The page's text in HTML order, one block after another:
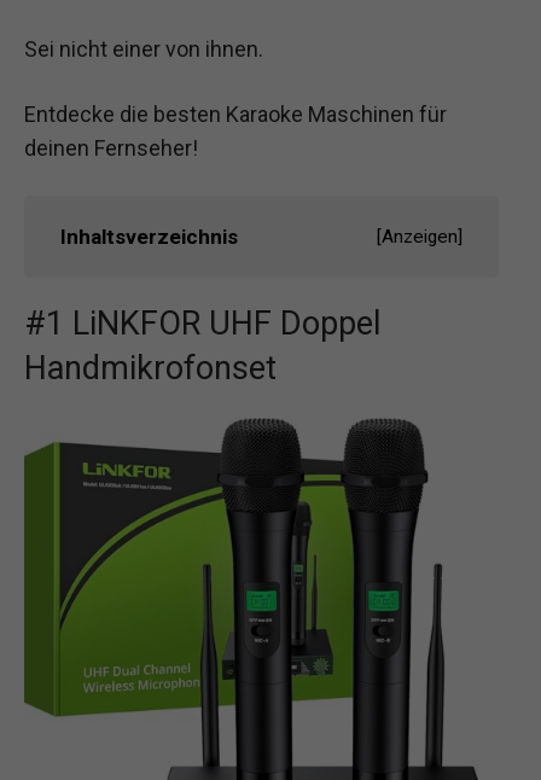
Sei nicht einer von ihnen.
Entdecke die besten Karaoke Maschinen für
deinen Fernseher!
Inhaltsverzeichnis [Anzeigen]
#1 LiNKFOR UHF Doppel
Handmikrofonset